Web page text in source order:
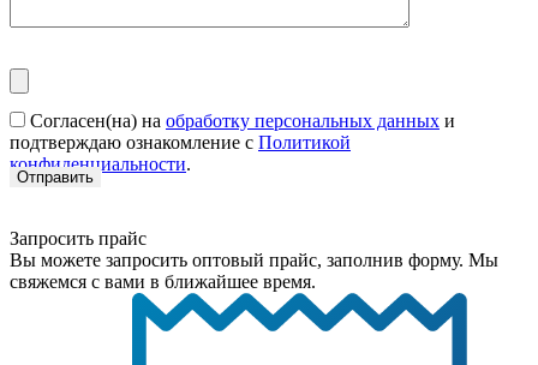
Согласен(на) на обработку персональных данных и
подтверждаю ознакомление с Политикой
конфиденциальности.
Запросить прайс
Вы можете запросить оптовый прайс, заполнив форму. Мы
свяжемся с вами в ближайшее время.